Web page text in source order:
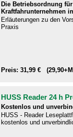
Die Betriebsordnung für
Kraftfahrunternehmen
Erläuterungen zu den
Praxis​
Preis: 31,99 €
HUSS Reader 24 h
Kostenlos und
HUSS - Reader
kostenlos und